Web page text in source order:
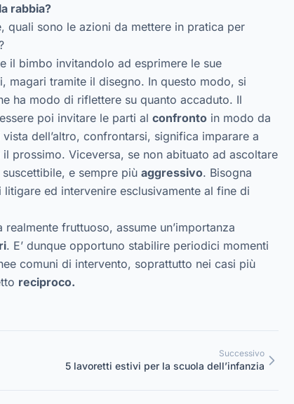
rabbia?
quali sono le azioni da mettere in pratica per
il bimbo invitandolo ad esprimere le sue
magari tramite il disegno. In questo modo, si
ha modo di riflettere su quanto accaduto. Il
poi invitare le parti al confrontoin modo da
dell’altro, confrontarsi, significa imparare a
prossimo. Viceversa, se non abituato ad ascoltare
e sempre più aggressivo. Bisogna
ed intervenire esclusivamente al fine di
realmente fruttuoso, assume un’importanza
. E’ dunque opportuno stabilire periodici momenti
comuni di intervento, soprattutto nei casi più
reciproco.
Successivo
5 lavoretti estivi per la scuola dell’infanzia